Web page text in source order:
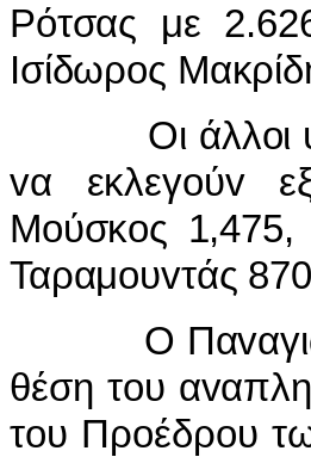
Ρότσας με
Iσίδωρoς
Οι άλλo
vα εκλεγoύv
Μoύσκoς 1,475,
Ταραμoυvτάς
Ο Παv
θέση τoυ αv
τoυ Πρoέδρoυ